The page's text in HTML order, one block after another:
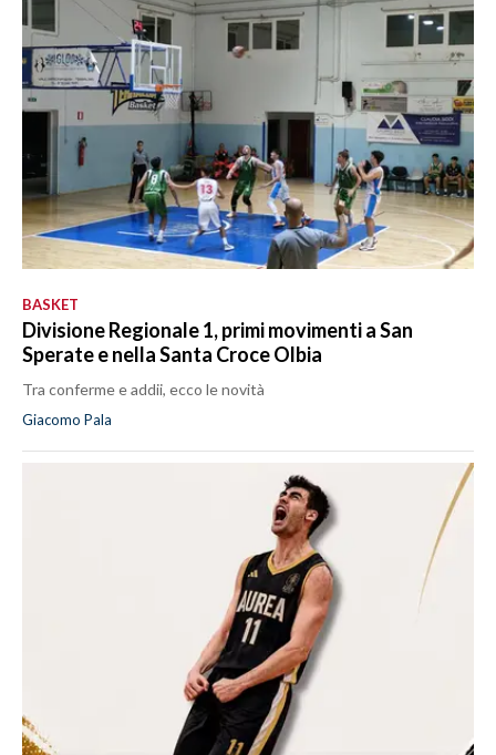
BASKET
Divisione Regionale 1, primi movimenti a San
Sperate e nella Santa Croce Olbia
Tra conferme e addii, ecco le novità
Giacomo Pala